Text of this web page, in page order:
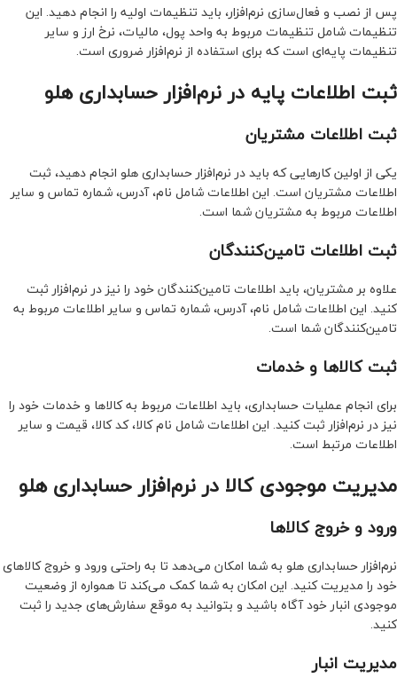
پس از نصب و فعال‌سازی نرم‌افزار، باید تنظیمات اولیه را انجام دهید. این
تنظیمات شامل تنظیمات مربوط به واحد پول، مالیات، نرخ ارز و سایر
تنظیمات پایه‌ای است که برای استفاده از نرم‌افزار ضروری است.
ثبت اطلاعات پایه در نرم‌افزار حسابداری هلو
ثبت اطلاعات مشتریان
یکی از اولین کارهایی که باید در نرم‌افزار حسابداری هلو انجام دهید، ثبت
اطلاعات مشتریان است. این اطلاعات شامل نام، آدرس، شماره تماس و سایر
اطلاعات مربوط به مشتریان شما است.
ثبت اطلاعات تامین‌کنندگان
علاوه بر مشتریان، باید اطلاعات تامین‌کنندگان خود را نیز در نرم‌افزار ثبت
کنید. این اطلاعات شامل نام، آدرس، شماره تماس و سایر اطلاعات مربوط به
تامین‌کنندگان شما است.
ثبت کالاها و خدمات
برای انجام عملیات حسابداری، باید اطلاعات مربوط به کالاها و خدمات خود را
نیز در نرم‌افزار ثبت کنید. این اطلاعات شامل نام کالا، کد کالا، قیمت و سایر
اطلاعات مرتبط است.
مدیریت موجودی کالا در نرم‌افزار حسابداری هلو
ورود و خروج کالاها
نرم‌افزار حسابداری هلو به شما امکان می‌دهد تا به راحتی ورود و خروج کالاهای
خود را مدیریت کنید. این امکان به شما کمک می‌کند تا همواره از وضعیت
موجودی انبار خود آگاه باشید و بتوانید به موقع سفارش‌های جدید را ثبت
کنید.
مدیریت انبار